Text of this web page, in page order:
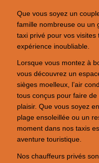
Que vous soyez un
famille nombreuse ou un
taxi privé pour vos visites
expérience inoubliable.
Lorsque vous montez à
vous découvrez un
sièges moelleux, l’air
tous conçus pour faire
plaisir. Que vous soyez
plage ensoleillée ou un
moment dans nos taxis
aventure touristique.
Nos chauffeurs privés